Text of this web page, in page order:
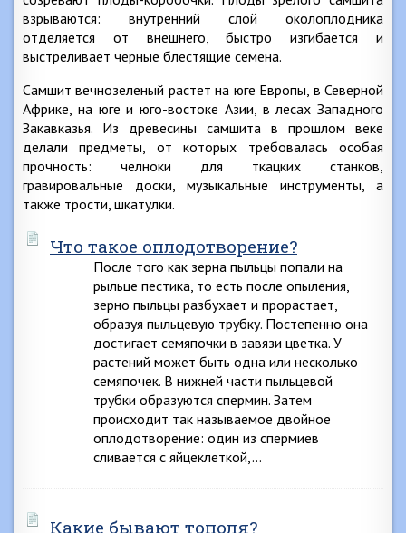
взрываются: внутренний слой околоплодника
отделяется от внешнего, быстро изгибается и
выстреливает черные блестящие семена.
Самшит вечнозеленый растет на юге Европы, в Северной
Африке, на юге и юго-востоке Азии, в лесах Западного
Закавказья. Из древесины самшита в прошлом веке
делали предметы, от которых требовалась особая
прочность: челноки для ткацких станков,
гравировальные доски, музыкальные инструменты, а
также трости, шкатулки.
Что такое оплодотворение?
После того как зерна пыльцы попали на
рыльце пестика, то есть после опыления,
зерно пыльцы разбухает и прорастает,
образуя пыльцевую трубку. Постепенно она
достигает семяпочки в завязи цветка. У
растений может быть одна или несколько
семяпочек. В нижней части пыльцевой
трубки образуются спермин. Затем
происходит так называемое двойное
оплодотворение: один из спермиев
сливается с яйцеклеткой,…
Какие бывают тополя?